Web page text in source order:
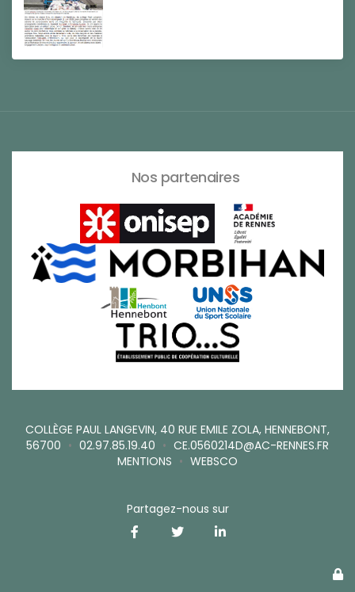
Nos partenaires
COLLÈGE PAUL LANGEVIN, 40 RUE EMILE ZOLA, HENNEBONT,
56700 • 02.97.85.19.40 • CE.0560214D@AC-RENNES.FR
MENTIONS • WEBSCO
Partagez-nous sur